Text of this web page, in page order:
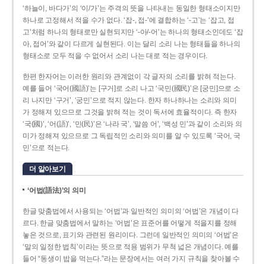
‘하늘이, 바다가’의 ‘이/가’는 주격의 뜻을 나타내는 동일한 형태소이지만
하나로 고정해서 적을 수가 없다. ‘잡-, 접-’에 결합하는 ‘-고’는 ‘잡고, 접
고’처럼 하나의 형태로만 실현되지만 ‘-아/-어’는 하나의 형태소인데도 ‘잡
아, 접어’와 같이 다르게 실현된다. 이는 달리 소리 나는 형태들을 하나의
형태소로 모두 적을 수 없어서 소리 나는 대로 적는 경우이다.
한편 한자어는 이러한 원리와 관계없이 각 글자의 소리를 밝혀 적는다.
예를 들어 ‘국어(國語)’는 [구거]로 소리 나고 ‘국민(國民)’은 [궁민]으로 소
리 나지만 ‘구거’, ‘궁민’으로 적지 않는다. 한자 하나하나는 소리와 의미
가 정해져 있으므로 그것을 밝혀 적는 것이 독서에 효율적이다. 즉 한자
‘국(國)’, ‘어(語)’, ‘민(民)’은 ‘나라 국’, ‘말씀 어’, ‘백성 민’과 같이 소리와 의
미가 정해져 있으므로 그 독립적인 소리와 의미를 알 수 있도록 ‘국어, 국
민’으로 적는다.
더 알아보기
‘어법(語法)’의 의미
한글 맞춤법에서 사용되는 ‘어법’과 일반적인 의미의 ‘어법’은 개념이 다
르다. 한글 맞춤법에서 말하는 ‘어법’은 표준어를 어떻게 적을지를 정해
놓은 것으로, 표기와 관련된 원리이다. 그런데 일반적인 의미의 ‘어법’은
‘말의 일정한 법칙’이라는 뜻으로 적용 범위가 무척 넓은 개념이다. 예를
들어 “동생이 밥을 먹는다.”라는 문장에서는 여러 가지 규칙을 찾아볼 수